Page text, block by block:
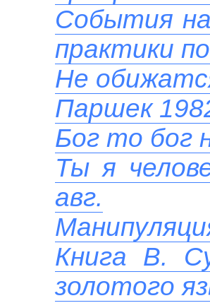
События
практики
Не
Паршек
Бог то бог
Ты я
авг.
Книга В.
золотого